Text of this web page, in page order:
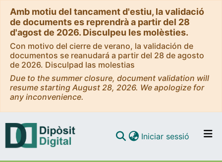
Amb motiu del tancament d'estiu, la validació
de documents es reprendrà a partir del 28
d'agost de 2026. Disculpeu les molèsties.
Con motivo del cierre de verano, la validación de
documentos se reanudará a partir del 28 de agosto
de 2026. Disculpad las molestias
Due to the summer closure, document validation will
resume starting August 28, 2026. We apologize for
any inconvenience.
Iniciar sessió (current)